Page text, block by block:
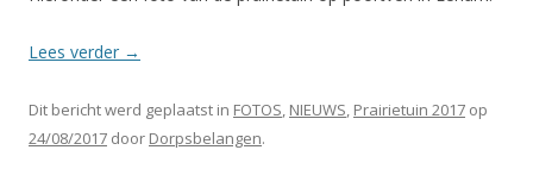
Lees verder →
Dit bericht werd geplaatst in FOTOS, NIEUWS, Prairietuin 2017 op
24/08/2017 door Dorpsbelangen.